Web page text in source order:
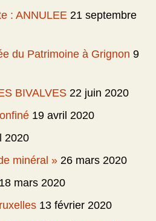
: ANNULEE 21 septembre
du Patrimoine à Grignon 9
BIVALVES 22 juin 2020
19 avril 2020
2020
minéral » 26 mars 2020
18 mars 2020
13 février 2020